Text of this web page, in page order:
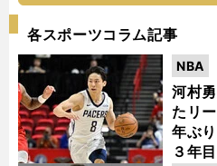
各スポーツコラム記事
河村
たリ
年ぶ
３年
NBA